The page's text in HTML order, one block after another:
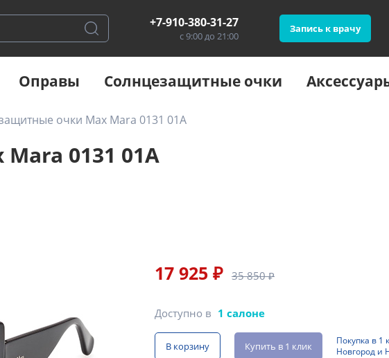
+7-910-380-31-27
с 9:00 до 21:00
Запись к врачу
Оправы Солнцезащитные очки
очки Max Mara 0131 01A
0131 01A
17 925 ₽ 35 850 ₽
Доступно в 1 салоне
В корзину Купить в 1 клик
Покупка в 1
Новгород и